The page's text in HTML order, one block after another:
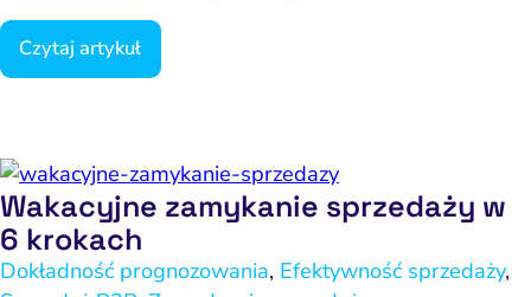
Czytaj artykuł
Wakacyjne zamykanie sprzedaży w
6 krokach
Dokładność prognozowania, Efektywność sprzedaży,